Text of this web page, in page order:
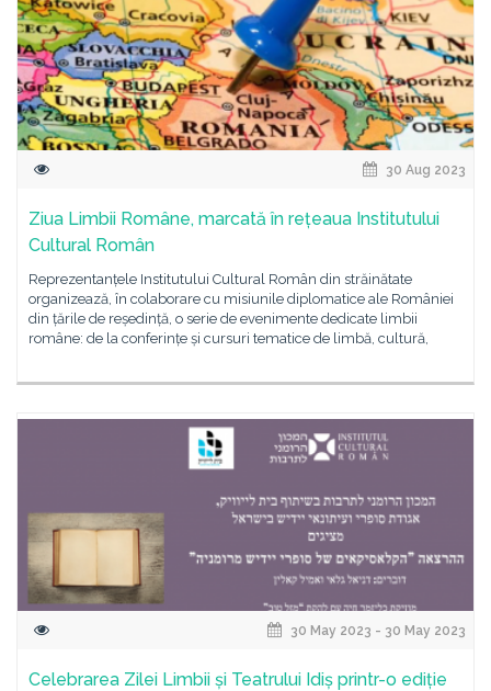
30 Aug 2023
Ziua Limbii Române, marcată în rețeaua Institutului
Cultural Român
Reprezentanțele Institutului Cultural Român din străinătate
organizează, în colaborare cu misiunile diplomatice ale României
din țările de reședință, o serie de evenimente dedicate limbii
române: de la conferințe și cursuri tematice de limbă, cultură,
30 May 2023 - 30 May 2023
Celebrarea Zilei Limbii și Teatrului Idiș printr-o ediție